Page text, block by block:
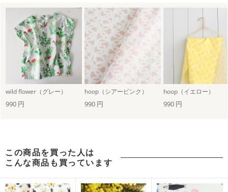
wild flower（グレー） hoop（シアーピンク） hoop（イエロー）
990 円 990 円 990 円
この商品を買った人は
こんな商品も買っています